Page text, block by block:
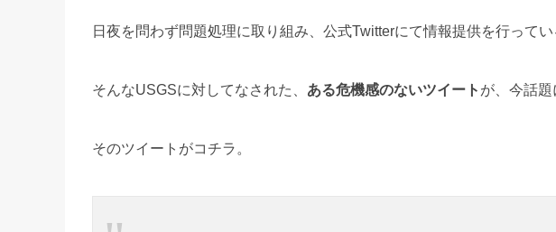
日夜を問わず問題処理に取り組み、公式Twitterにて情報提供を行ってい
そんなUSGSに対してなされた、 ある危機感のないツイート が、今話題
そのツイートがコチラ。